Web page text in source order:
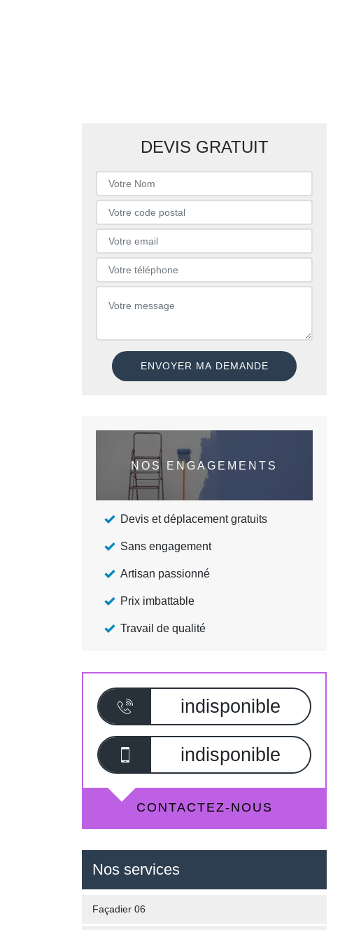
DEVIS GRATUIT
NOS ENGAGEMENTS
Devis et déplacement gratuits
Sans engagement
Artisan passionné
Prix imbattable
Travail de qualité
indisponible
indisponible
CONTACTEZ-NOUS
Nos services
Façadier 06